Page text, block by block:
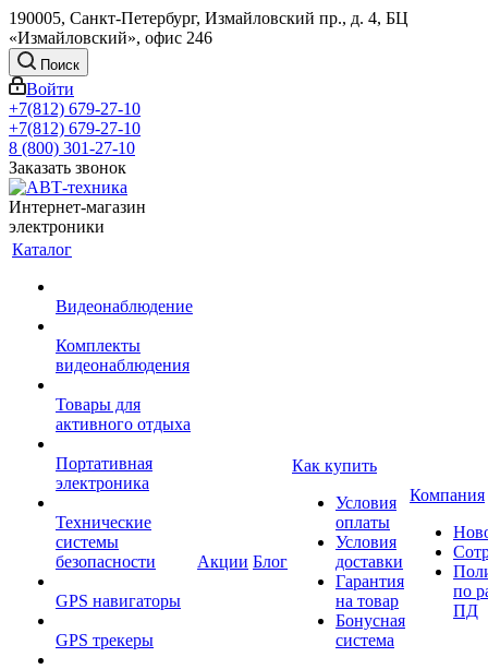
190005, Санкт-Петербург, Измайловский пр., д. 4, БЦ
«Измайловский», офис 246
Поиск
Войти
+7(812) 679-27-10
+7(812) 679-27-10
8 (800) 301-27-10
Заказать звонок
Интернет-магазин
электроники
Каталог
Видеонаблюдение
Комплекты
видеонаблюдения
Товары для
активного отдыха
Портативная
электроника
Технические
системы
безопасности
GPS навигаторы
GPS трекеры
Акции Блог
Как купить
Условия
оплаты
Условия
доставки
Гарантия
на товар
Бонусная
система
Компания
по
ПД